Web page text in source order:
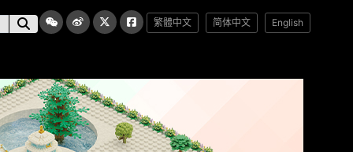
繁體中文 简体中文 English